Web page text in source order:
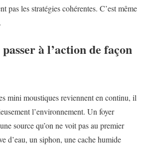
pas les stratégies cohérentes. C’est même
à l’action de façon
mini moustiques reviennent en continu, il
l’environnement. Un foyer
source qu’on ne voit pas au premier
d’eau, un siphon, une cache humide